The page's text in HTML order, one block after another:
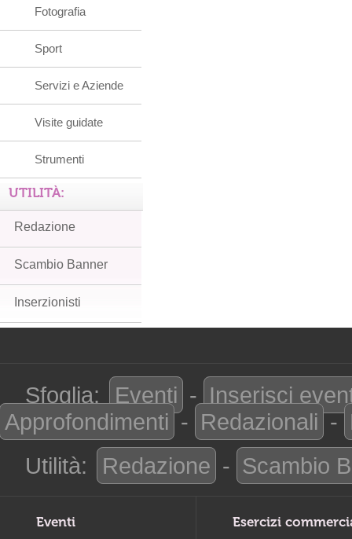
Fotografia
Sport
Servizi e Aziende
Visite guidate
Strumenti
UTILITÀ:
Redazione
Scambio Banner
Inserzionisti
Sfoglia: Eventi - Inserisci
Approfondimenti - Redazionali -
Utilità:
Redazione - Scambio
Eventi Esercizi